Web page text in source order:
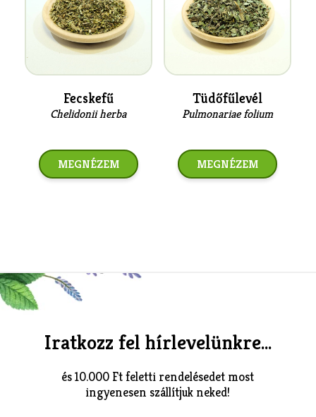
Fecskefű
Chelidonii herba
MEGNÉZEM
Tüdőfűlevél
Pulmonariae folium
MEGNÉZEM
Iratkozz fel hírlevelünkre...
és 10.000 Ft feletti rendelésedet most
ingyenesen szállítjuk neked!